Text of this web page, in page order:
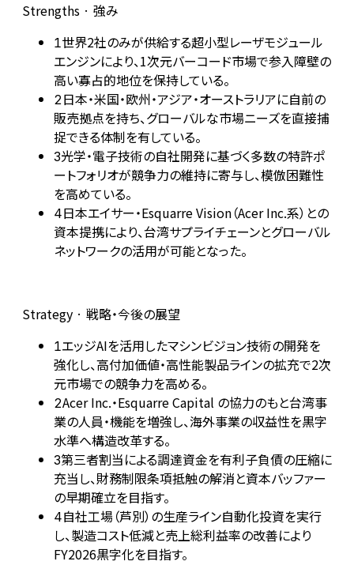
Strengths · 強み
1世界2社のみが供給する超小型レーザモジュール
エンジンにより、1次元バーコード市場で参入障壁の
高い寡占的地位を保持している。
2日本・米国・欧州・アジア・オーストラリアに自前の
販売拠点を持ち、グローバルな市場ニーズを直接捕
捉できる体制を有している。
3光学・電子技術の自社開発に基づく多数の特許ポ
ートフォリオが競争力の維持に寄与し、模倣困難性
を高めている。
4日本エイサー・Esquarre Vision（Acer Inc.系）との
資本提携により、台湾サプライチェーンとグローバル
ネットワークの活用が可能となった。
Strategy · 戦略・今後の展望
1エッジAIを活用したマシンビジョン技術の開発を
強化し、高付加価値・高性能製品ラインの拡充で2次
元市場での競争力を高める。
2Acer Inc.・Esquarre Capital の協力のもと台湾事
業の人員・機能を増強し、海外事業の収益性を黒字
水準へ構造改革する。
3第三者割当による調達資金を有利子負債の圧縮に
充当し、財務制限条項抵触の解消と資本バッファー
の早期確立を目指す。
4自社工場（芦別）の生産ライン自動化投資を実行
し、製造コスト低減と売上総利益率の改善により
FY2026黒字化を目指す。